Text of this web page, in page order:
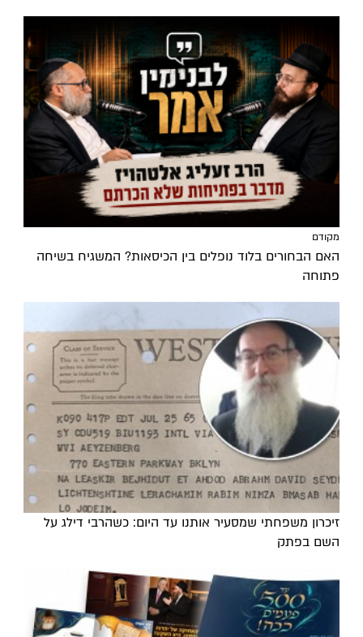
מקודם
האם הבחורים בלוד נופלים בין הכיסאות? המשגיח בשיחה
פתוחה
זיכרון משפחתי שמסעיר אותנו עד היום: כשהרבי דילג על
השם בפתק